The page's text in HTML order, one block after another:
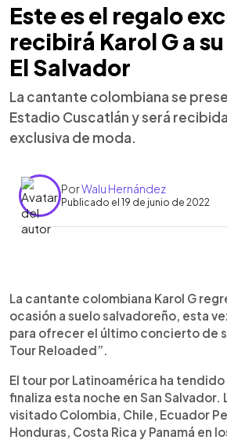
Este es el regalo
recibirá Karol G a
El Salvador
La cantante colombiana se
Estadio Cuscatlán y será
exclusiva de moda.
PorWalu Hernández
Publicado el 19 de junio de 2022
► Escuchar artículo
La cantante colombiana Karol G
ocasión a suelo salvadoreño, esta
para ofrecer el último concierto de
Tour Reloaded”.
El tour por Latinoamérica ha
finaliza esta noche en San Salvador.
visitado Colombia, Chile, Ecuador
Honduras, Costa Rica y Panamá en